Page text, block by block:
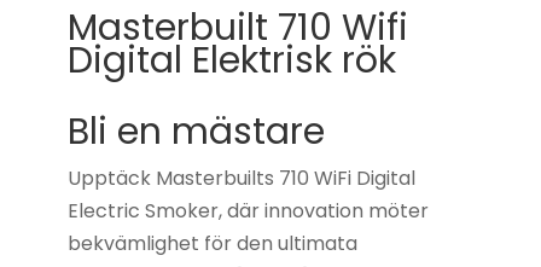
Masterbuilt 710 Wifi
Digital Elektrisk rök
Bli en mästare
Upptäck Masterbuilts 710 WiFi Digital
Electric Smoker, där innovation möter
bekvämlighet för den ultimata